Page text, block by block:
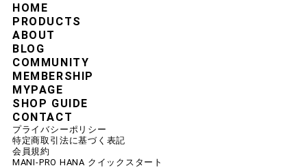
HOME
PRODUCTS
ABOUT
BLOG
COMMUNITY
MEMBERSHIP
MYPAGE
SHOP GUIDE
CONTACT
プライバシーポリシー
特定商取引法に基づく表記
会員規約
MANI-PRO HANA クイックスタート